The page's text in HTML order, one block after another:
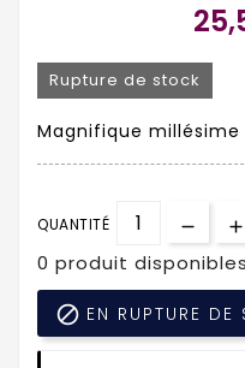
Rupture de stock
Magnifique millésime
QUANTITÉ
0 produit disponibles
 EN RUPTURE DE